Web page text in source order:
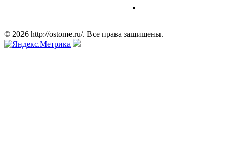
© 2026 http://ostome.ru/. Все права защищены.